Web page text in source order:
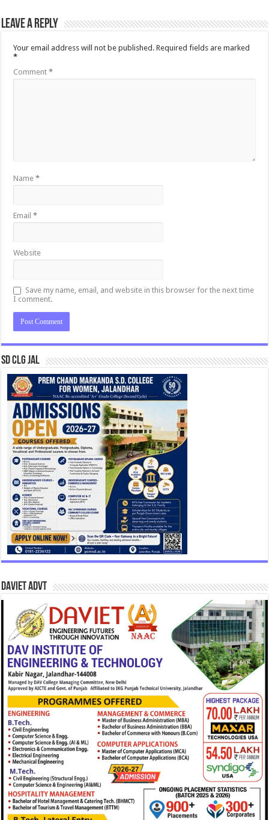
Leave a Reply
Your email address will not be published. Required fields are marked
*
Comment*
Name*
Email*
Website
Save my name, email, and website in this browser for the next time
I comment.
SD CLG JAL
DAVIET Advt